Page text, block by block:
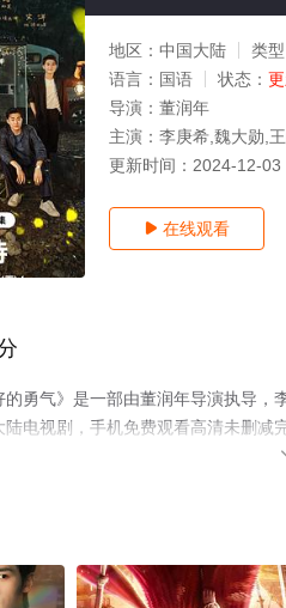
地区： 中国大陆 类型
语言： 国语 状态：
导演： 董润年
主演： 李庚希,魏大勋,
更新时间： 2024-12-03
 在线观看
勇气》是一部由董润年导演执导
电视剧，手机免费观看高清未删